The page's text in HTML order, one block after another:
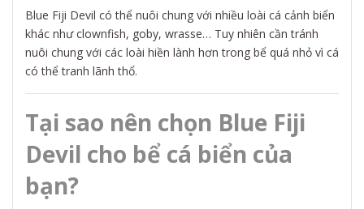
Blue Fiji Devil có thể nuôi chung với nhiều loài cá cảnh biển
khác như clownfish, goby, wrasse… Tuy nhiên cần tránh
nuôi chung với các loài hiền lành hơn trong bể quá nhỏ vì cá
có thể tranh lãnh thổ.
Tại sao nên chọn Blue Fiji
Devil cho bể cá biển của
bạn?